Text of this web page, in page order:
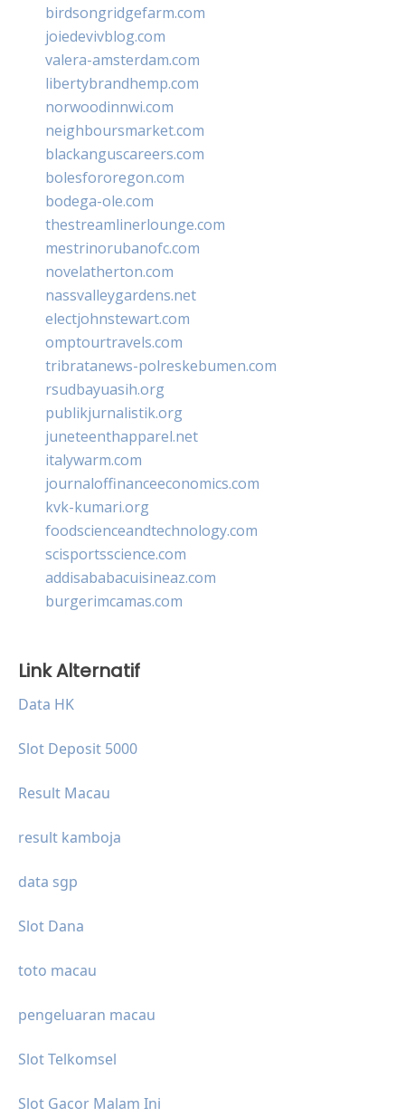
birdsongridgefarm.com
joiedevivblog.com
valera-amsterdam.com
libertybrandhemp.com
norwoodinnwi.com
neighboursmarket.com
blackanguscareers.com
bolesfororegon.com
bodega-ole.com
thestreamlinerlounge.com
mestrinorubanofc.com
novelatherton.com
nassvalleygardens.net
electjohnstewart.com
omptourtravels.com
tribratanews-polreskebumen.com
rsudbayuasih.org
publikjurnalistik.org
juneteenthapparel.net
italywarm.com
journaloffinanceeconomics.com
kvk-kumari.org
foodscienceandtechnology.com
scisportsscience.com
addisababacuisineaz.com
burgerimcamas.com
Link Alternatif
Data HK
Slot Deposit 5000
Result Macau
result kamboja
data sgp
Slot Dana
toto macau
pengeluaran macau
Slot Telkomsel
Slot Gacor Malam Ini